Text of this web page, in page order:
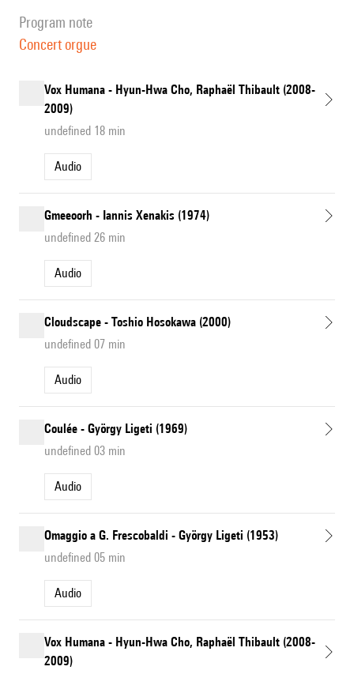
program note
Concert orgue
Vox Humana - Hyun-Hwa Cho, Raphaël Thibault (2008-
2009)
undefined 18 min
Audio
Gmeeoorh - Iannis Xenakis (1974)
undefined 26 min
Audio
Cloudscape - Toshio Hosokawa (2000)
undefined 07 min
Audio
Coulée - György Ligeti (1969)
undefined 03 min
Audio
Omaggio a G. Frescobaldi - György Ligeti (1953)
undefined 05 min
Audio
Vox Humana - Hyun-Hwa Cho, Raphaël Thibault (2008-
2009)